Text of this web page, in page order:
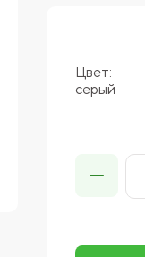
Цвет:
серый